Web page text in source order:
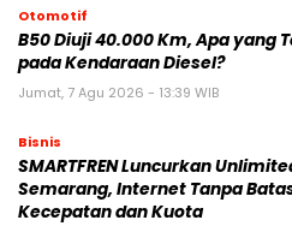
Otomotif
B50 Diuji 40.000 Km, Apa yang
pada Kendaraan Diesel?
Jumat, 7 Agu 2026 - 13:39 WIB
Bisnis
SMARTFREN Luncurkan
Semarang, Internet Tanpa
Kecepatan dan Kuota